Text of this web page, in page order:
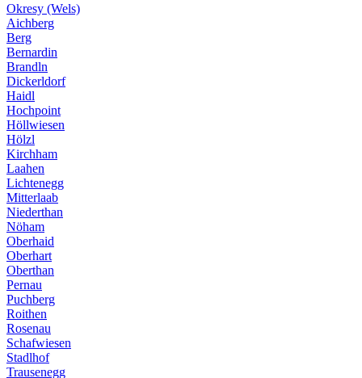
Okresy (Wels)
Aichberg
Berg
Bernardin
Brandln
Dickerldorf
Haidl
Hochpoint
Höllwiesen
Hölzl
Kirchham
Laahen
Lichtenegg
Mitterlaab
Niederthan
Nöham
Oberhaid
Oberhart
Oberthan
Pernau
Puchberg
Roithen
Rosenau
Schafwiesen
Stadlhof
Trausenegg